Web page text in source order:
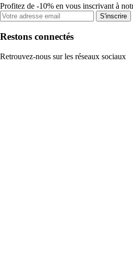
Profitez de -10% en vous inscrivant à
S'inscrire
Restons connectés
Retrouvez-nous sur les réseaux sociaux